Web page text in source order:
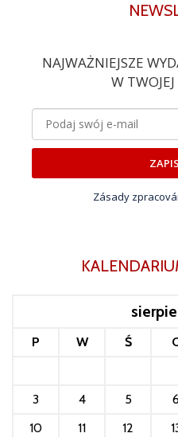
NAJWAŻNIEJSZE
W TWOJEJ
Zásady
P W Ś
3
4 5
10
11 12